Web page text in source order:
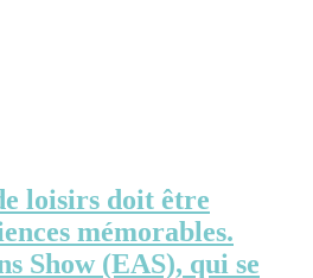
loisirs doit être
mémorables.
Show (EAS), qui se